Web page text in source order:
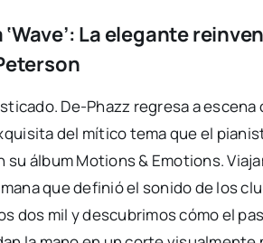
La elegante
De-Phazz regresa a escena
del mítico tema que el
álbum Motions & Emotions.
que definió el sonido de los
dos mil y descubrimos cómo el